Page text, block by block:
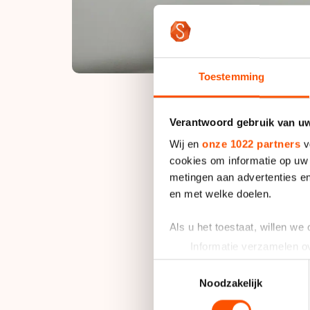
Toestemming
Verantwoord gebruik van
Wij en onze 1022 partners
cookies om informatie op
metingen aan advertenties
en met welke doelen.
Als u het toestaat, willen we
Informatie verzamelen
Uw apparaat
Lees meer over hoe uw
toestemming op elk
Noodzakelijk
Het scenario leek
in de kopgroep van
man die het tempo
degene die het
"Dit hadden we
"Daar gaan we het
De Vries was niet